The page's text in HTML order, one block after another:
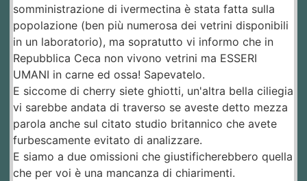
somministrazione di ivermectina è stata fatta sulla
popolazione (ben più numerosa dei vetrini disponibili
in un laboratorio), ma sopratutto vi informo che in
Repubblica Ceca non vivono vetrini ma ESSERI
UMANI in carne ed ossa! Sapevatelo.
E siccome di cherry siete ghiotti, un'altra bella ciliegia
vi sarebbe andata di traverso se aveste detto mezza
parola anche sul citato studio britannico che avete
furbescamente evitato di analizzare.
E siamo a due omissioni che giustificherebbero quella
che per voi è una mancanza di chiarimenti.